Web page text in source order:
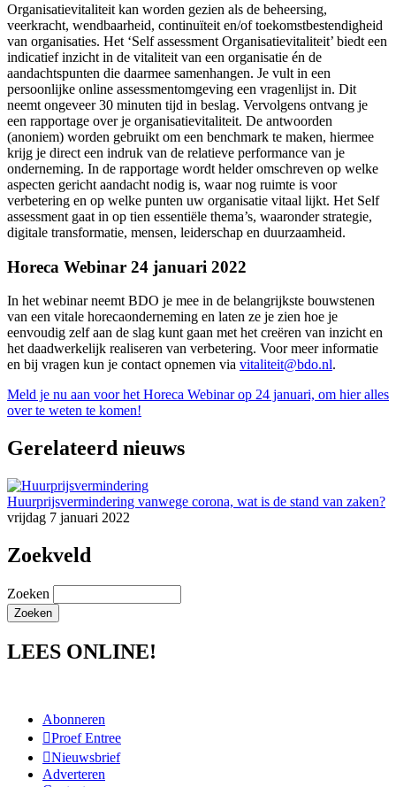
Organisatievitaliteit kan worden gezien als de beheersing,
veerkracht, wendbaarheid, continuïteit en/of toekomstbestendigheid
van organisaties. Het ‘Self assessment Organisatievitaliteit’ biedt een
indicatief inzicht in de vitaliteit van een organisatie én de
aandachtspunten die daarmee samenhangen. Je vult in een
persoonlijke online assessmentomgeving een vragenlijst in. Dit
neemt ongeveer 30 minuten tijd in beslag. Vervolgens ontvang je
een rapportage over je organisatievitaliteit. De antwoorden
(anoniem) worden gebruikt om een benchmark te maken, hiermee
krijg je direct een indruk van de relatieve performance van je
onderneming. In de rapportage wordt helder omschreven op welke
aspecten gericht aandacht nodig is, waar nog ruimte is voor
verbetering en op welke punten uw organisatie vitaal lijkt. Het Self
assessment gaat in op tien essentiële thema’s, waaronder strategie,
digitale transformatie, mensen, leiderschap en duurzaamheid.
Horeca Webinar 24 januari 2022
In het webinar neemt BDO je mee in de belangrijkste bouwstenen
van een vitale horecaonderneming en laten ze je zien hoe je
eenvoudig zelf aan de slag kunt gaan met het creëren van inzicht en
het daadwerkelijk realiseren van verbetering. Voor meer informatie
en bij vragen kun je contact opnemen via vitaliteit@bdo.nl.
Meld je nu aan voor het Horeca Webinar op 24 januari, om hier alles
over te weten te komen!
Gerelateerd nieuws
Huurprijsvermindering vanwege corona, wat is de stand van zaken?
vrijdag 7 januari 2022
Zoekveld
Zoeken
LEES ONLINE!
Abonneren
Proef Entree
Nieuwsbrief
Adverteren